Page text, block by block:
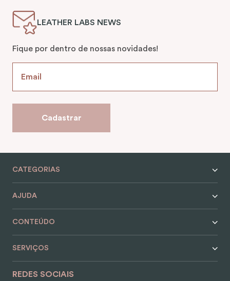
LEATHER LABS NEWS
Fique por dentro de nossas novidades!
Cadastrar
CATEGORIAS
AJUDA
CONTEÚDO
SERVIÇOS
REDES SOCIAIS